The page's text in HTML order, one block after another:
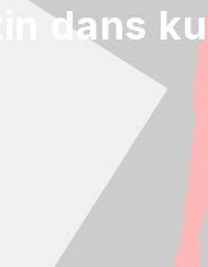
dans